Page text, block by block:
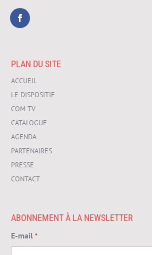
PLAN DU SITE
ACCUEIL
LE DISPOSITIF
COM TV
CATALOGUE
AGENDA
PARTENAIRES
PRESSE
CONTACT
ABONNEMENT À LA NEWSLETTER
E-mail *